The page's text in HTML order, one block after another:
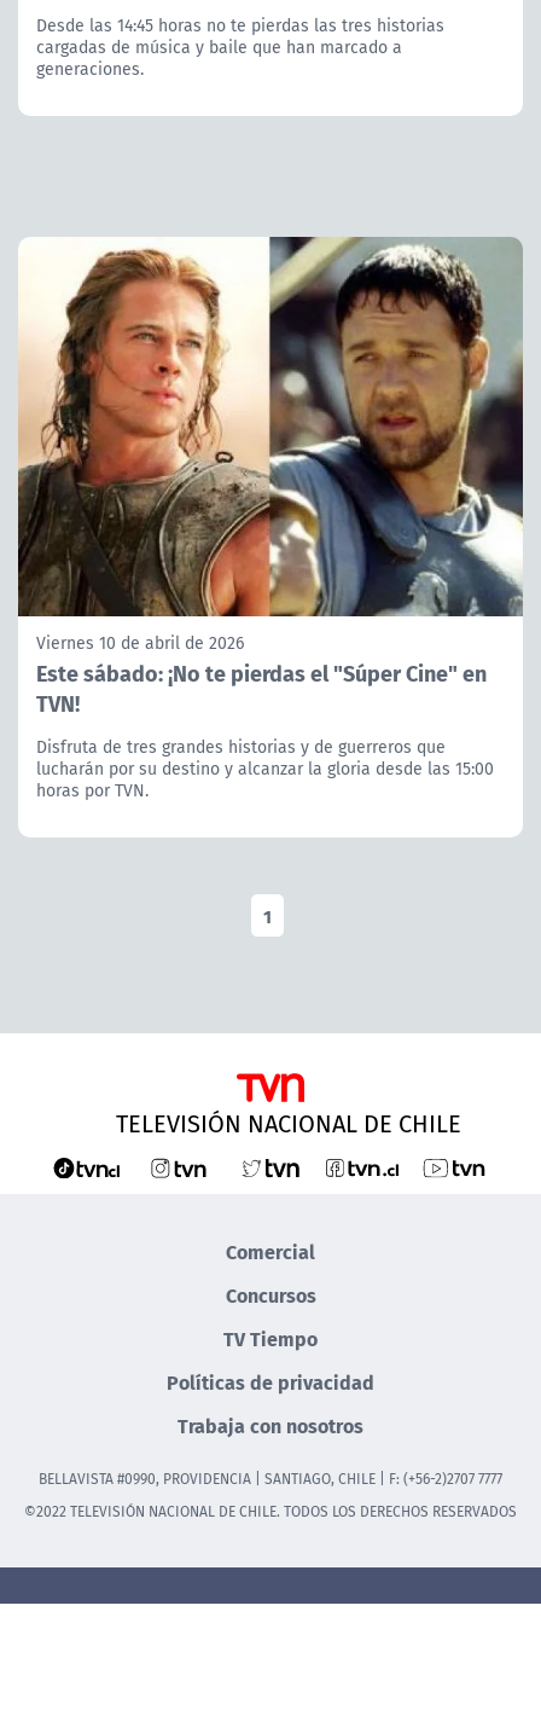
Desde las 14:45 horas no te pierdas las tres historias
cargadas de música y baile que han marcado a
generaciones.
Viernes 10 de abril de 2026
Este sábado: ¡No te pierdas el "Súper Cine" en
TVN!
Disfruta de tres grandes historias y de guerreros que
lucharán por su destino y alcanzar la gloria desde las 15:00
horas por TVN.
1
TELEVISIÓN NACIONAL DE CHILE
Comercial
Concursos
TV Tiempo
Políticas de privacidad
Trabaja con nosotros
BELLAVISTA #0990, PROVIDENCIA | SANTIAGO, CHILE | F: (+56-2)2707 7777
©2022 TELEVISIÓN NACIONAL DE CHILE. TODOS LOS DERECHOS RESERVADOS